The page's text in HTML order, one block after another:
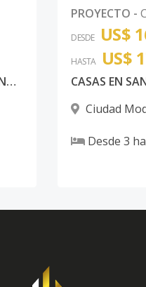
CASAS EN SANTO DOMINGO NORTE
PROYECTO -
DESDE US$
HASTA US$
Ciudad
Desde 3